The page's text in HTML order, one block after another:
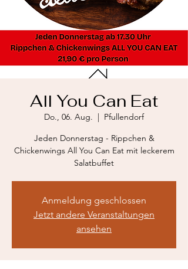
All You Can Eat
Do., 06. Aug.
  |
Pfullendorf
Jeden Donnerstag - Rippchen &
Chickenwings All You Can Eat mit leckerem
Salatbuffet
Anmeldung geschlossen
Jetzt andere Veranstaltungen
ansehen